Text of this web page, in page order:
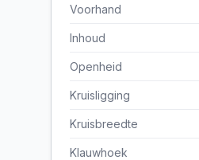
Voorhand
Inhoud
Openheid
Kruisligging
Kruisbreedte
Klauwhoek